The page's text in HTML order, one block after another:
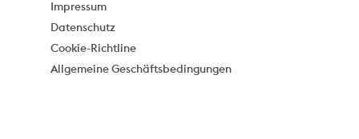
Impressum
Datenschutz
Cookie-Richtline
Allgemeine Geschäftsbedingungen